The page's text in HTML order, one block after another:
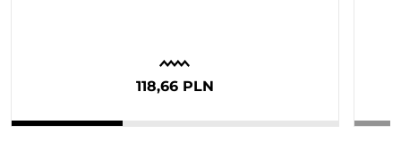
118,66 PLN